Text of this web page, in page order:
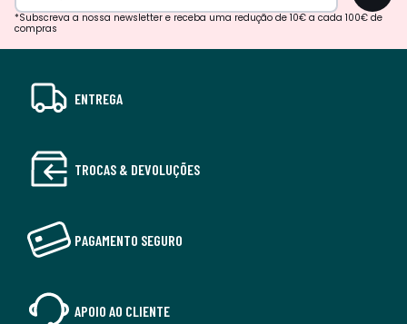
*Subscreva a nossa newsletter e receba uma redução de 10€ a cada 100€ de
compras
ENTREGA
TROCAS & DEVOLUÇÕES
PAGAMENTO SEGURO
APOIO AO CLIENTE